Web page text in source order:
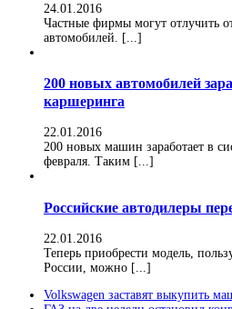
24.01.2016
Частные фирмы могут отлучить
автомобилей. [...]
200 новых автомобилей
каршеринга
22.01.2016
200 новых машин заработает в
февраля. Таким [...]
Российские автодилеры
22.01.2016
Теперь приобрести модель,
России, можно [...]
Volkswagen заставят выкупить